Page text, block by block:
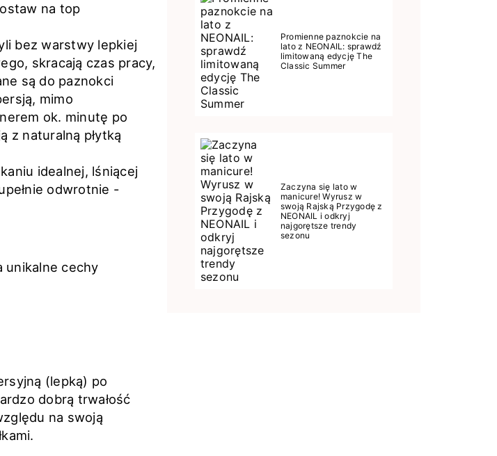
na top
bez warstwy lepkiej
skracają czas pracy,
są do paznokci
mimo
ok. minutę po
z naturalną płytką
idealnej, lśniącej
odwrotnie -
unikalne cechy
(lepką) po
dobrą trwałość
na swoją
Promienne paznokcie na
lato z NEONAIL: sprawdź
limitowaną edycję The
Classic Summer
Zaczyna się lato w
manicure! Wyrusz w
swoją Rajską Przygodę z
NEONAIL i odkryj
najgorętsze trendy
sezonu